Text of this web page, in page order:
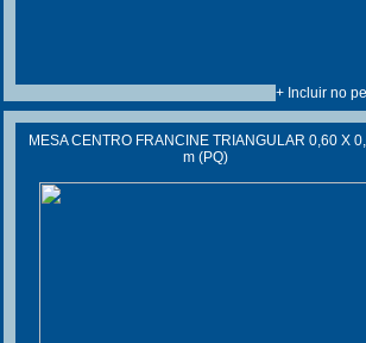
+ Incluir no
MESA CENTRO FRANCINE TRIANGULAR 0,60 X
m (PQ)